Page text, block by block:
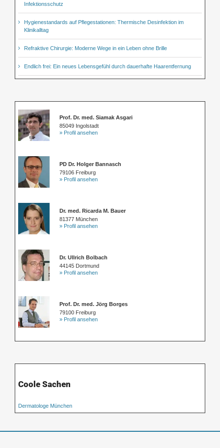
Infektionsschutz
Hygienestandards auf Pflegestationen: Thermische Desinfektion im
Klinikalltag
Refraktive Chirurgie: Moderne Wege in ein Leben ohne Brille
Endlich frei: Ein neues Lebensgefühl durch dauerhafte Haarentfernung
Prof. Dr. med. Siamak Asgari
85049 Ingolstadt
» Profil ansehen
PD Dr. Holger Bannasch
79106 Freiburg
» Profil ansehen
Dr. med. Ricarda M. Bauer
81377 München
» Profil ansehen
Dr. Ullrich Bolbach
44145 Dortmund
» Profil ansehen
Prof. Dr. med. Jörg Borges
79100 Freiburg
» Profil ansehen
Coole Sachen
Dermatologe München